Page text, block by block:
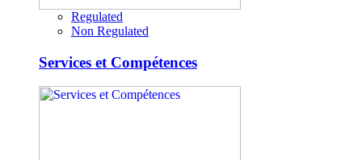
Regulated
Non Regulated
Services et Compétences